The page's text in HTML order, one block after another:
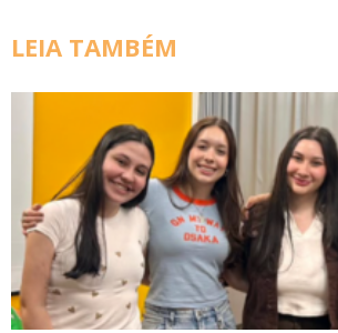
LEIA TAMBÉM